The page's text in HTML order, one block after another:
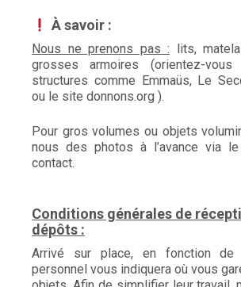
À savoir :
Nous ne prenons pas : lits,
grosses armoires (orientez-vous
structures comme Emmaüs, Le
ou le site donnons.org ).
Pour gros volumes ou objets
nous des photos à l’avance via
contact.
Conditions générales de
dépôts :
Arrivé sur place, en fonction
personnel vous indiquera où vous